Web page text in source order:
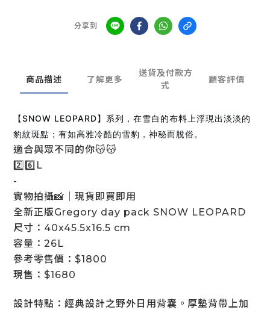
分享到
商品描述 了解更多
送貨及付款方
式
顧客評價
【SNOW LEOPARD】系列，在雪白的布料上浮現出淡淡的
豹紋斑點；有如高雅冷酷的雪豹，神秘而脫俗。
適合與眾不同的你😽😽
2️⃣6️⃣L
-
實物拍攝📸｜現貨即買即用
全新正版Gregory day pack SNOW LEOPARD
尺寸：40x45.5x16.5 cm
容量：26L
參考零售價：$1800
現售：$1680
設計特點：經典設計之野外日用背囊。厚墊背帶上加